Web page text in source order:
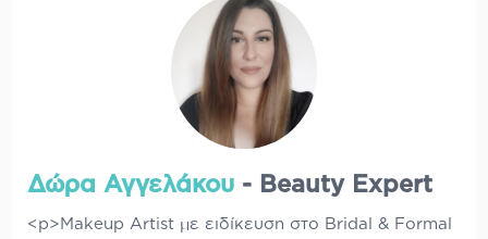
Δώρα Αγγελάκου - Beauty Expert
<p>Makeup Artist με ειδίκευση στο Bridal & Formal